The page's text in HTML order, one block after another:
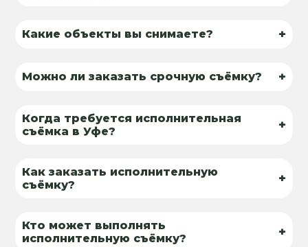
Какие объекты вы снимаете? +
Можно ли заказать срочную съёмку? +
Когда требуется исполнительная
съёмка в Уфе?
+
Как заказать исполнительную
съёмку?
+
Кто может выполнять
исполнительную съёмку?
+